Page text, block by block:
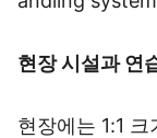
현장 시설과 연
현장에는 1:1